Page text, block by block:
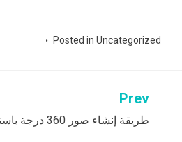
Posted in Uncategorized
تصفّح
المقالات
Prev
طريقة إنشاء صور 360 درجة باستخدام تطبيق Google Street View